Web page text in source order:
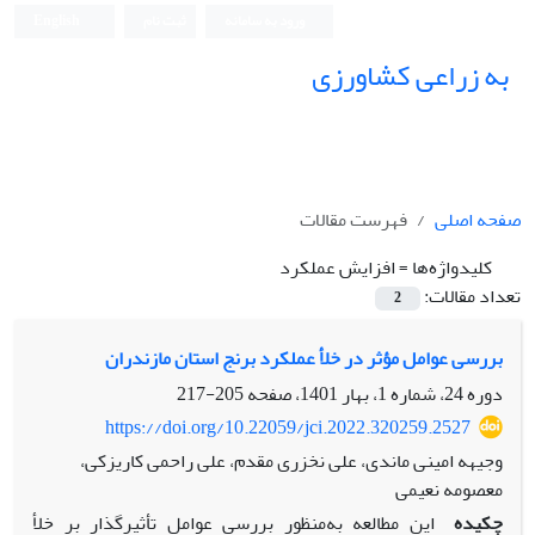
به زراعی کشاورزی
صفحه اصلی
فهرست مقالات
کلیدواژه‌ها =افزایش عملکرد
تعداد مقالات:
2
بررسی عوامل مؤثر در خلأ عملکرد برنج استان مازندران
دوره 24، شماره 1، بهار 1401، صفحه
205-217
https://doi.org/10.22059/jci.2022.320259.2527
وجیهه امینی ماندی، علی نخزری مقدم، علی راحمی کاریزکی،
معصومه نعیمی
چکیده این مطالعه به‌منظور بررسی عوامل تأثیرگذار بر خلأ